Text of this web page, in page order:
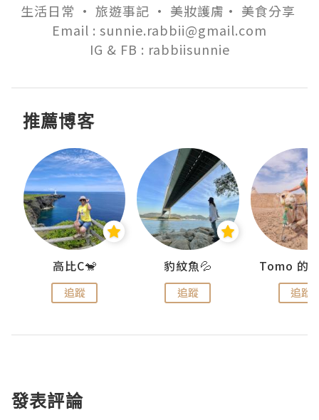
生活日常 • 旅遊事記 • 美妝護膚• 美食分享
Email : sunnie.rabbii@gmail.com
IG & FB : rabbiisunnie
推薦博客
高比C🐒
追蹤
豹紋魚💦
追蹤 追蹤
發表評論